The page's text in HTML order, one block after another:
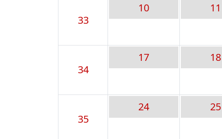
33
10 11
34
17 18
35
24 25